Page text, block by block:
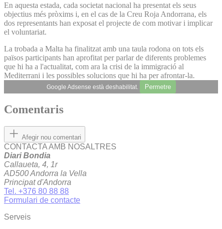
En aquesta estada, cada societat nacional ha presentat els seus
objectius més pròxims i, en el cas de la Creu Roja Andorrana, els
dos representants han exposat el projecte de com motivar i implicar
el voluntariat.
La trobada a Malta ha finalitzat amb una taula rodona on tots els
països participants han aprofitat per parlar de diferents problemes
que hi ha a l'actualitat, com ara la crisi de la immigració al
Mediterrani i les possibles solucions que hi ha per afrontar-la.
Google Adsense està deshabilitat. Permetre
Comentaris
Afegir nou comentari
CONTACTA AMB NOSALTRES
Diari Bondia
Callaueta, 4, 1r
AD500 Andorra la Vella
Principat d'Andorra
Tel. +376 80 88 88
Formulari de contacte
Serveis